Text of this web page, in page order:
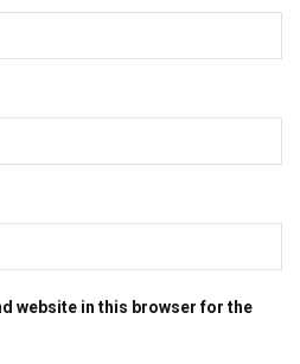
website in this browser for the